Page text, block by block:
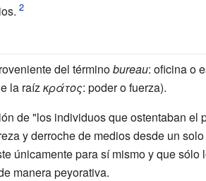
del términobureau: oficina o
la raíz κράτος: poder o fuerza).
de "los individuos que ostentaban el
y derroche de medios desde un
únicamente para sí mismo y que
manera peyorativa.